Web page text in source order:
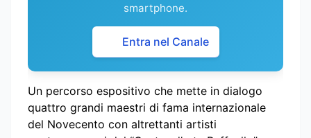
smartphone.
Entra nel Canale
Un percorso espositivo che mette in dialogo
quattro grandi maestri di fama internazionale
del Novecento con altrettanti artisti